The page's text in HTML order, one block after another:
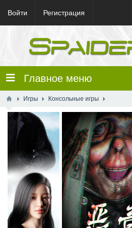
Войти Регистрация
Главное меню
Игры Консольные игры